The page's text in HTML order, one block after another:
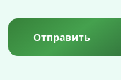
Отправить